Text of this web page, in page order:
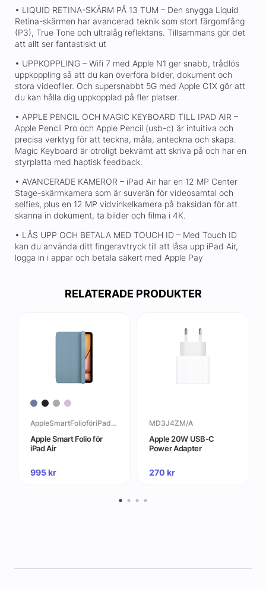
• LIQUID RETINA-SKÄRM PÅ 13 TUM – Den snygga Liquid
Retina-skärmen har avancerad teknik som stort färgomfång
(P3), True Tone och ultralåg reflektans. Tillsammans gör det
att allt ser fantastiskt ut
• UPPKOPPLING – Wifi 7 med Apple N1 ger snabb, trådlös
uppkoppling så att du kan överföra bilder, dokument och
stora videofiler. Och supersnabbt 5G med Apple C1X gör att
du kan hålla dig uppkopplad på fler platser.
• APPLE PENCIL OCH MAGIC KEYBOARD TILL IPAD AIR –
Apple Pencil Pro och Apple Pencil (usb-c) är intuitiva och
precisa verktyg för att teckna, måla, anteckna och skapa.
Magic Keyboard är otroligt bekvämt att skriva på och har en
styrplatta med haptisk feedback.
• AVANCERADE KAMEROR – iPad Air har en 12 MP Center
Stage-skärmkamera som är suverän för videosamtal och
selfies, plus en 12 MP vidvinkelkamera på baksidan för att
skanna in dokument, ta bilder och filma i 4K.
• LÅS UPP OCH BETALA MED TOUCH ID – Med Touch ID
kan du använda ditt fingeravtryck till att låsa upp iPad Air,
logga in i appar och betala säkert med Apple Pay
RELATERADE PRODUKTER
AppleSmartFolioföriPadAir
Apple Smart Folio för
iPad Air
995kr
MD3J4ZM/A
Apple 20W USB-C
Power Adapter
270 kr